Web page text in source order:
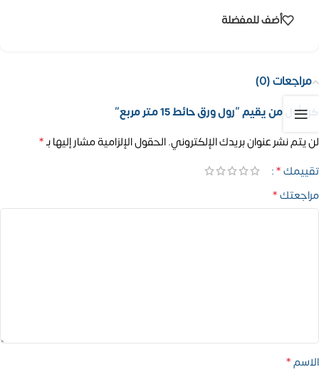
أضف للمفضلة
مراجعات (0)
كن أول من يقيم “رول ورق حائط 15 متر مربع”
لن يتم نشر عنوان بريدك الإلكتروني.الحقول الإلزامية مشار إليها بـ*
تقييمك*
مراجعتك*
الاسم*